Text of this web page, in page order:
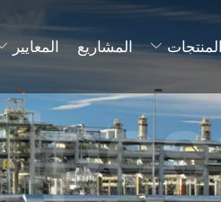
المنتجات المشاريع المعايير